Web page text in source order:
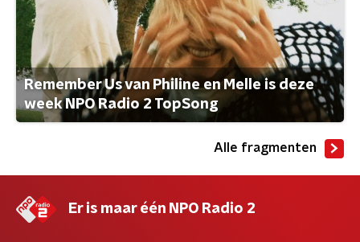
Remember Us van Philine en Melle is deze
week NPO Radio 2 TopSong
Alle fragmenten
Er is maar één NPO Radio 2